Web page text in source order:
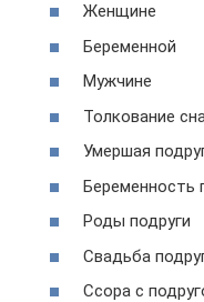
Женщине
Беременной
Мужчине
Толкование
Умершая
Беременность
Роды подруги
Свадьба
Ссора с